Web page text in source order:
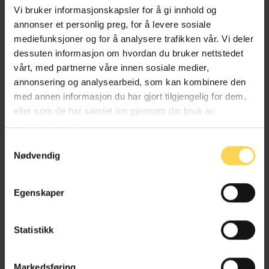
Vi bruker informasjonskapsler for å gi innhold og
annonser et personlig preg, for å levere sosiale
mediefunksjoner og for å analysere trafikken vår. Vi deler
dessuten informasjon om hvordan du bruker nettstedet
vårt, med partnerne våre innen sosiale medier,
annonsering og analysearbeid, som kan kombinere den
med annen informasjon du har gjort tilgjengelig for dem,
eller som de har samlet inn gjennom din bruk av
tjenestene deres.
Nødvendig
Egenskaper
Statistikk
reguleringsmyndigheter for elektronisk
kommunikasjon (BEREC).
Ekomloven regulerer og gir rammer for ekomsektoren
og datasenterindustrien. Loven regulerer mobil- og
bredbåndstjenester og andre tradisjonelle
elektroniske kommunikasjonstjenester og
elektroniske kommunikasjonsnett. Lovens
virkeområde omfatter også såkalte
kommunikasjonstjenester, for eksempel alle former
applikasjoner eller chattetjenester på sosiale medier.
Informasjonskapsler, også omtalt som «cookies»,
informasjonskapsler i ekomloven gjennomfører
av 12.
juli 2002 om behandling av personopplysninger og